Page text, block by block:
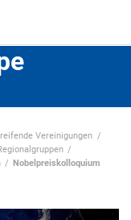
Vereinigungen
Nobelpreiskolloquium